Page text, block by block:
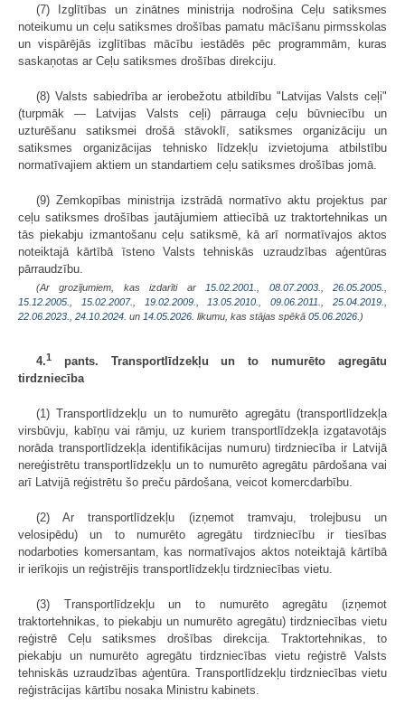
(7) Izglītības un zinātnes ministrija nodrošina Ceļu satiksmes
noteikumu un ceļu satiksmes drošības pamatu mācīšanu pirmsskolas
un vispārējās izglītības mācību iestādēs pēc programmām, kuras
saskaņotas ar Ceļu satiksmes drošības direkciju.
(8) Valsts sabiedrība ar ierobežotu atbildību "Latvijas Valsts ceļi"
(turpmāk — Latvijas Valsts ceļi) pārrauga ceļu būvniecību un
uzturēšanu satiksmei drošā stāvoklī, satiksmes organizāciju un
satiksmes organizācijas tehnisko līdzekļu izvietojuma atbilstību
normatīvajiem aktiem un standartiem ceļu satiksmes drošības jomā.
(9) Zemkopības ministrija izstrādā normatīvo aktu projektus par
ceļu satiksmes drošības jautājumiem attiecībā uz traktortehnikas un
tās piekabju izmantošanu ceļu satiksmē, kā arī normatīvajos aktos
noteiktajā kārtībā īsteno Valsts tehniskās uzraudzības aģentūras
pārraudzību.
(Ar grozījumiem, kas izdarīti ar 15.02.2001. 08.07.2003. ,26.05.2005.
15.12.2005.
15.02.2007. 19.02.2009. 13.05.2010. ,09.06.2011. ,25.04.2019.
22.06.2023.
24.10.2024. un 14.05.2026 . likumu, kas stājas spēkā 05.06.2026. )
4.1
pants. Transportlīdzekļu un to numurēto agregātu
tirdzniecība
(1) Transportlīdzekļu un to numurēto agregātu (transportlīdzekļa
virsbūvju, kabīņu vai rāmju, uz kuriem transportlīdzekļa izgatavotājs
norāda transportlīdzekļa identifikācijas numuru) tirdzniecība ir Latvijā
nereģistrētu transportlīdzekļu un to numurēto agregātu pārdošana vai
arī Latvijā reģistrētu šo preču pārdošana, veicot komercdarbību.
(2) Ar transportlīdzekļu (izņemot tramvaju, trolejbusu un
velosipēdu) un to numurēto agregātu tirdzniecību ir tiesības
nodarboties komersantam, kas normatīvajos aktos noteiktajā kārtībā
ir ierīkojis un reģistrējis transportlīdzekļu tirdzniecības vietu.
(3) Transportlīdzekļu un to numurēto agregātu (izņemot
traktortehnikas, to piekabju un numurēto agregātu) tirdzniecības vietu
reģistrē Ceļu satiksmes drošības direkcija. Traktortehnikas, to
piekabju un numurēto agregātu tirdzniecības vietu reģistrē Valsts
tehniskās uzraudzības aģentūra. Transportlīdzekļu tirdzniecības vietu
reģistrācijas kārtību nosaka Ministru kabinets.